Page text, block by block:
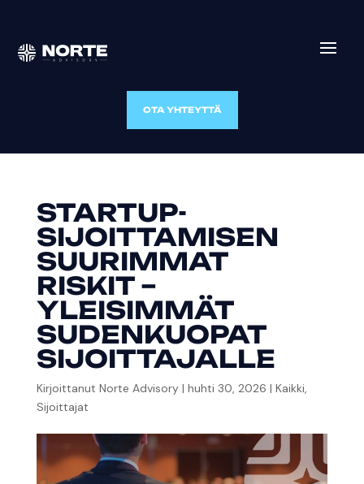
OTA YHTEYTTÄ
STARTUP-
SIJOITTAMISEN
SUURIMMAT
RISKIT –
YLEISIMMÄT
SUDENKUOPAT
SIJOITTAJALLE
Kirjoittanut Norte Advisory| huhti 30, 2026 | Kaikki,
Sijoittajat